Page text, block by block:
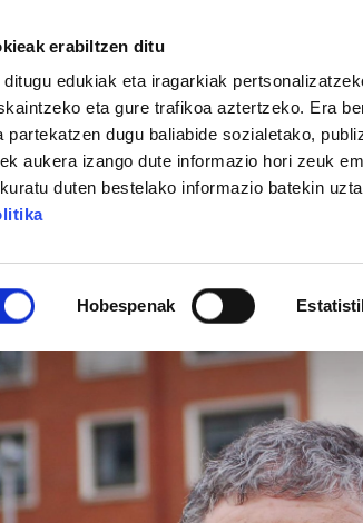
erabiltzen ditu
edukiak eta iragarkiak
eta gure trafikoa aztertzeko. Era
partekatzen dugu baliabide sozialetako,
aukera izango dute informazio hori zeuk
duten bestelako informazio batekin
Hobespenak
FUNDAZIOA BIDELAGUN
arrazoiak